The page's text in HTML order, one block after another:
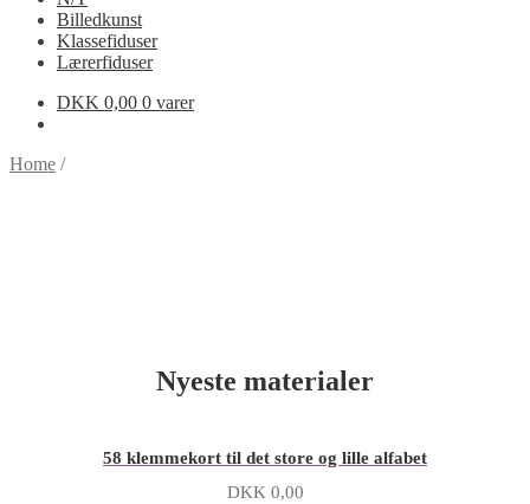
Billedkunst
Klassefiduser
Lærerfiduser
DKK 0,00 0 varer
Home /
Nyeste materialer
58 klemmekort til det store og lille alfabet
DKK0,00